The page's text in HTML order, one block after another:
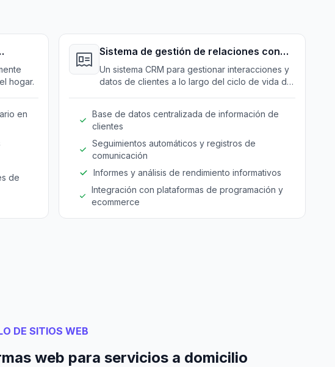
hogar.
en
de
Sistema de gestión de relaciones con
clientes (CRM)
Un sistema CRM para gestionar interacciones y
datos de clientes a lo largo del ciclo de vida del
Base de datos centralizada de información de
clientes
Seguimientos automáticos y registros de
comunicación
Informes y análisis de rendimiento informativos
Integración con plataformas de programación y
ecommerce
DE SITIOS WEB
web para servicios a domicilio